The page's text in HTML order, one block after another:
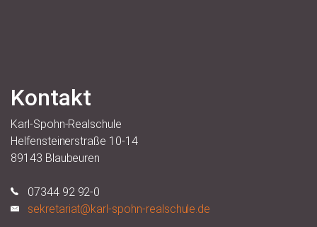
Kontakt
Karl-Spohn-Realschule
Helfensteinerstraße 10-14
89143 Blaubeuren
07344 92 92-0
sekretariat@karl-spohn-realschule.de